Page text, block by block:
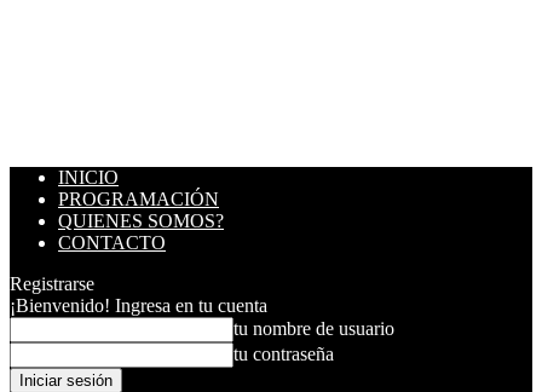
INICIO
PROGRAMACIÓN
QUIENES SOMOS?
CONTACTO
Registrarse
¡Bienvenido! Ingresa en tu cuenta
tu nombre de usuario
tu contraseña